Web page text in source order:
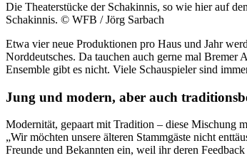
Die Theaterstücke der Schakinnis, so wie hier auf
Schakinnis. © WFB / Jörg Sarbach
Etwa vier neue Produktionen pro Haus und Jahr
Norddeutsches. Da tauchen auch gerne mal
Ensemble gibt es nicht. Viele Schauspieler sind
Jung und modern, aber auch
Modernität, gepaart mit Tradition – diese Mischung
„Wir möchten unsere älteren Stammgäste nicht
Freunde und Bekannten ein, weil ihr deren